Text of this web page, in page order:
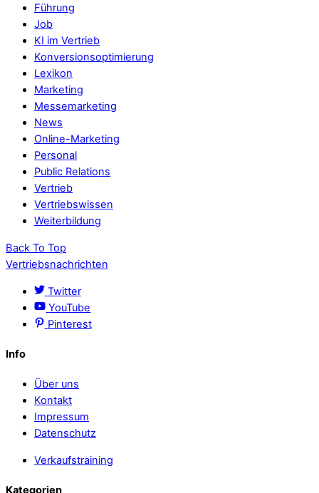
Führung
Job
KI im Vertrieb
Konversionsoptimierung
Lexikon
Marketing
Messemarketing
News
Online-Marketing
Personal
Public Relations
Vertrieb
Vertriebswissen
Weiterbildung
Back To Top
Vertriebsnachrichten
Twitter
YouTube
Pinterest
Info
Über uns
Kontakt
Impressum
Datenschutz
Verkaufstraining
Kategorien